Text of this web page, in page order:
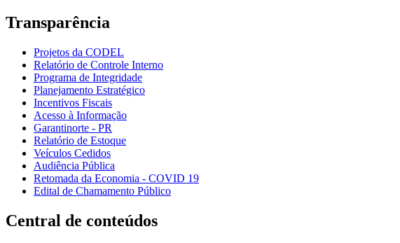
Transparência
Projetos da CODEL
Relatório de Controle Interno
Programa de Integridade
Planejamento Estratégico
Incentivos Fiscais
Acesso à Informação
Garantinorte - PR
Relatório de Estoque
Veículos Cedidos
Audiência Pública
Retomada da Economia - COVID 19
Edital de Chamamento Público
Central de conteúdos